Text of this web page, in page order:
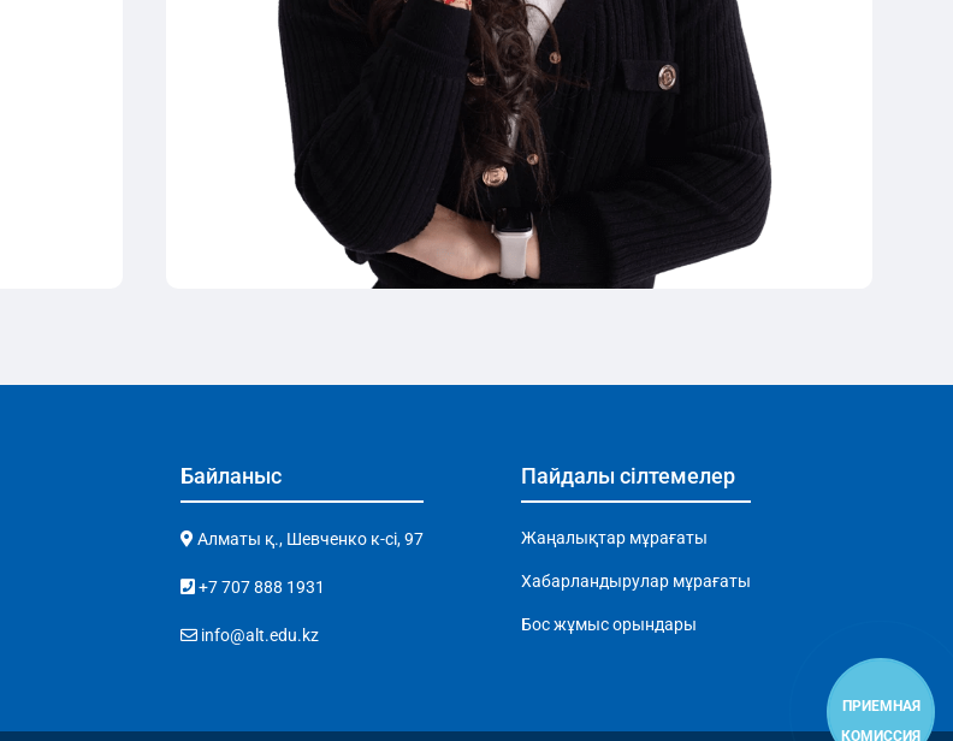
Байланыс
Алматы қ., Шевченко к-сі, 97
+7 707 888 1931
info@alt.edu.kz
Пайдалы сілтемелер
Жаңалықтар мұрағаты
Хабарландырулар мұрағаты
Бос жұмыс орындары
ПРИЕМНАЯ
КОМИССИЯ